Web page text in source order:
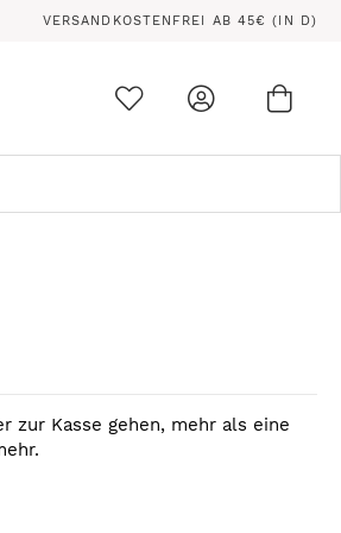
VERSANDKOSTENFREI AB 45€ (IN D)
zur Kasse gehen, mehr als eine